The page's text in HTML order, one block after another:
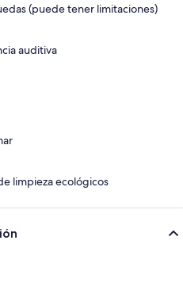
(puede tener limitaciones)
auditiva
limpieza ecológicos